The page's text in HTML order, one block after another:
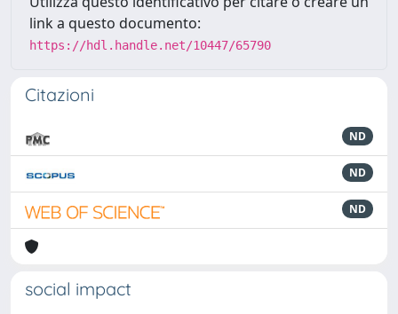
link a questo documento:
https://hdl.handle.net/10447/65790
Citazioni
ND
ND
ND
social impact